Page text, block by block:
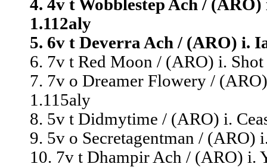
4. 4v t Wobblestep Ach /
1.112aly
5. 6v t Deverra Ach / (ARO) i.
6. 7v t Red Moon / (ARO) i.
7. 7v o Dreamer Flowery /
1.115aly
8. 5v t Didmytime / (ARO) i.
9. 5v o Secretagentman / (ARO)
10. 7v t Dhampir Ach / (ARO) i.